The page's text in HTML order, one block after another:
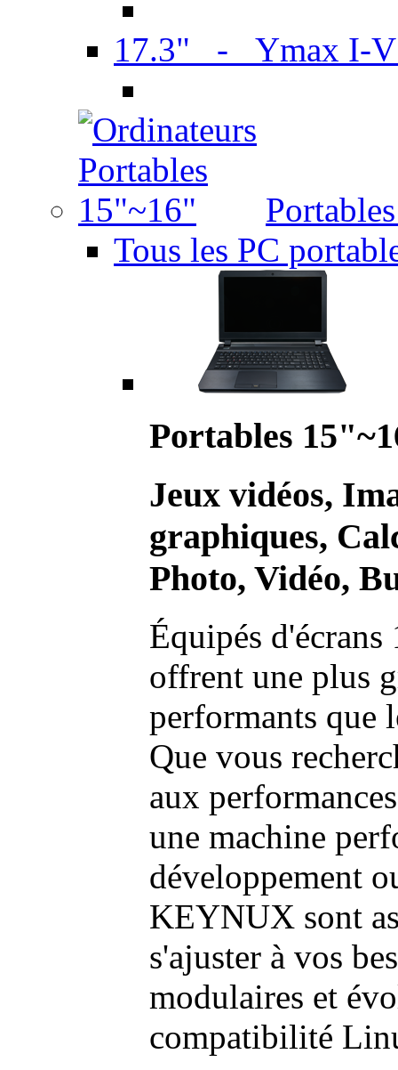
17.3" - Ymax I-
Tous les PC
Portables
Jeux vidéos,
graphiques,
Photo, Vidéo,
Équipés
offrent une plus
performants que
Que vous
aux
une machine
développement
KEYNUX sont
s'ajuster à vos
modulaires et
compatibilité